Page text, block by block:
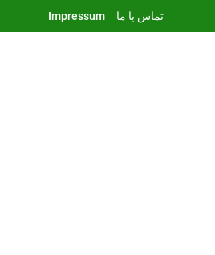
تماس با ما Impressum